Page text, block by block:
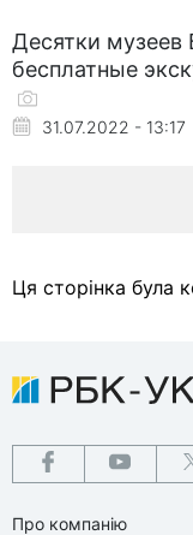
Десятки музеев
бесплатные
31.07.2022 - 13:17
Ця сторінка була
Про компанію